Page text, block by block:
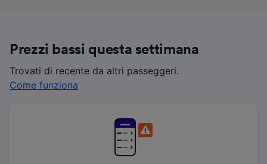
Prezzi bassi questa settimana
Trovati di recente da altri passeggeri.
Come funziona